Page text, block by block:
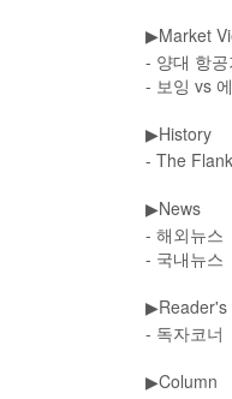
▶Market
- 양대 항
- 보잉 vs
▶History
- The
▶News
- 해외뉴스
- 국내뉴스
▶
- 독자코너
▶Column